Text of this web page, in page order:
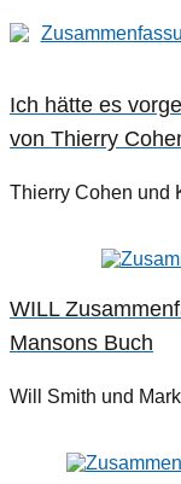
Ich hätte es
von Thierry
Thierry Cohen und
WILL
Mansons Buch
Will Smith und